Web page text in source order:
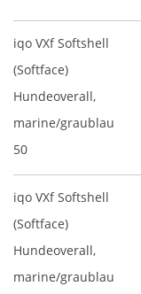
iqo VXf Softshell
(Softface)
Hundeoverall,
marine/graublau
50
iqo VXf Softshell
(Softface)
Hundeoverall,
marine/graublau